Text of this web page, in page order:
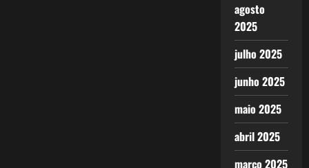
agosto
2025
julho 2025
junho 2025
maio 2025
abril 2025
março 2025